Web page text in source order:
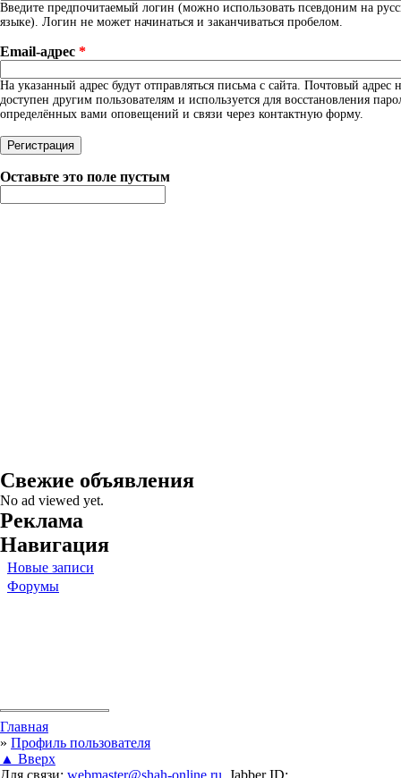
Введите предпочитаемый логин (можно использовать псевдоним на
языке). Логин не может начинаться и заканчиваться пробелом.
Email-адрес *
На указанный адрес будут отправляться письма с сайта. Почтовый адрес
доступен другим пользователям и используется для восстановления
определённых вами оповещений и связи через контактную форму.
Оставьте это поле пустым
Свежие объявления
No ad viewed yet.
Реклама
Навигация
Новые записи
Форумы
Вы здесь
Главная
» Профиль пользователя
▲ Вверх